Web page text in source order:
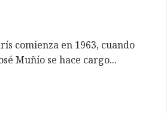
comienza en 1963, cuando
Muñío se hace cargo...